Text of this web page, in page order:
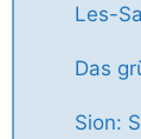
Les-
Das
Sion: